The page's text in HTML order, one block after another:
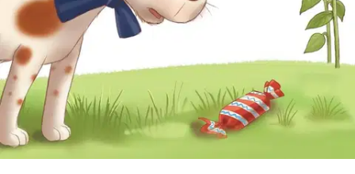
Näytä lisää tuotekuvausta
Ominaisuudet
Oletko tyytyväinen tuotetietoihin?